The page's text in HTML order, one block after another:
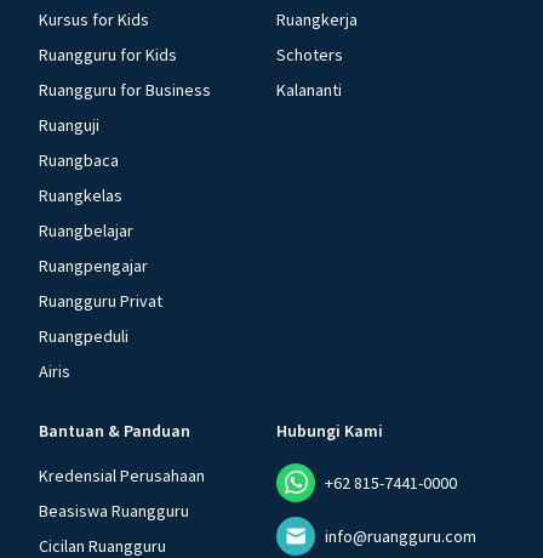
Kursus for Kids
Ruangguru for Kids
Ruangguru for Business
Ruanguji
Ruangbaca
Ruangkelas
Ruangbelajar
Ruangpengajar
Ruangguru Privat
Ruangpeduli
Airis
Ruangkerja
Schoters
Kalananti
Bantuan & Panduan
Kredensial Perusahaan
Beasiswa Ruangguru
Cicilan Ruangguru
Hubungi Kami
+62 815-7441-0000
info@ruangguru.com